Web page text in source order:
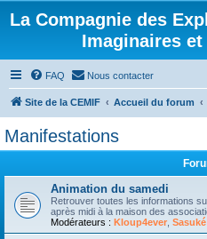
La Compagnie des
Imaginaires
FAQ Nous contacter
Site de la CEMIF Accueil du forum
Manifestations
Animation du samedi
Retrouver toutes les informations
après midi à la maison des
Modérateurs : Kloup4ever Sasuké